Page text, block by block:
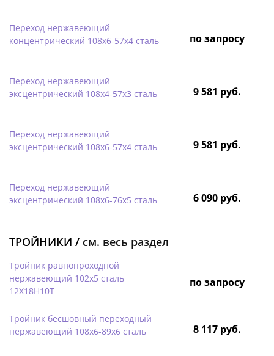
Переход нержавеющий
концентрический 108х6-57х4 сталь
по запросу
Переход нержавеющий
эксцентрический 108х4-57х3 сталь
9 581 руб.
Переход нержавеющий
эксцентрический 108х6-57х4 сталь
9 581 руб.
Переход нержавеющий
эксцентрический 108х6-76х5 сталь
6 090 руб.
ТРОЙНИКИ / см. весь раздел
Тройник равнопроходной
нержавеющий 102х5 сталь
12Х18Н10Т
по запросу
Тройник бесшовный переходный
нержавеющий 108х6-89х6 сталь
8 117 руб.